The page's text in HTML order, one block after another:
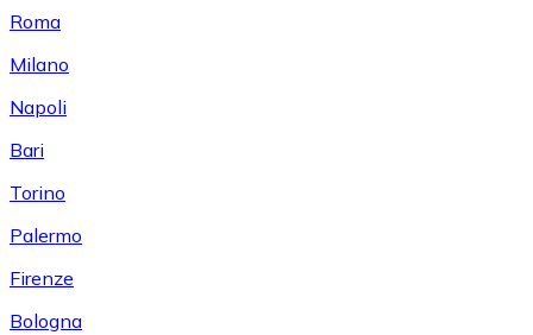
Roma
Milano
Napoli
Bari
Torino
Palermo
Firenze
Bologna